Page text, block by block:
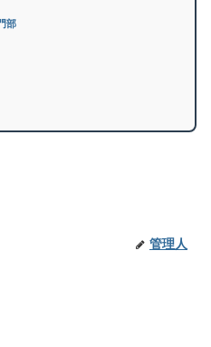
部
管理人